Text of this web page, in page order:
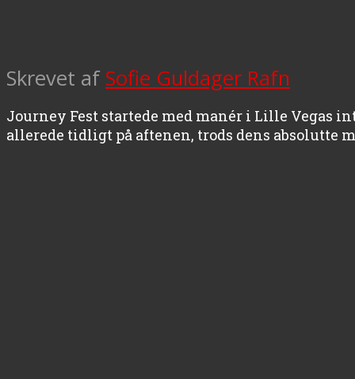
Skrevet af Sofie Guldager Rafn
Journey Fest startede med manér i Lille Vegas
allerede tidligt på aftenen, trods dens absolutte